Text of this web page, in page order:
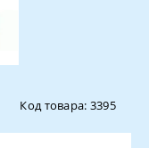
Код товара: 3395